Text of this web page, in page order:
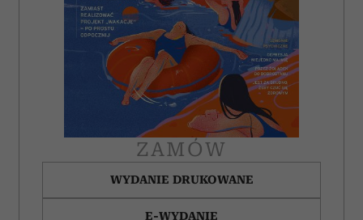
ZAMÓW
WYDANIE DRUKOWANE
E-WYDANIE